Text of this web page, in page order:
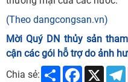
(Theo dangcongsan.vn)
Mời Quý DN thủy sản
cận các gói hỗ trợ do ảnh
Chia sẻ:
Share Facebook
X